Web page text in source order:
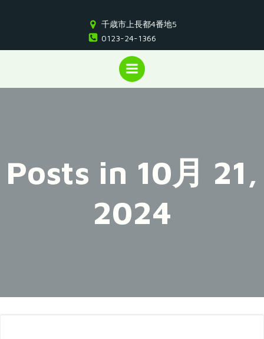
ン
テ
ン
ツ
へ
ス
千歳市上長都4番地5
0123-24-1366
Posts in 10月 21,
2024